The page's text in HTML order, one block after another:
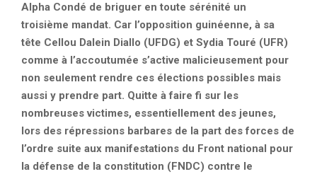
Alpha Condé de briguer en toute sérénité un
troisième mandat. Car l’opposition guinéenne, à sa
tête Cellou Dalein Diallo (UFDG) et Sydia Touré (UFR)
comme à l’accoutumée s’active malicieusement pour
non seulement rendre ces élections possibles mais
aussi y prendre part. Quitte à faire fi sur les
nombreuses victimes, essentiellement des jeunes,
lors des répressions barbares de la part des forces de
l’ordre suite aux manifestations du Front national pour
la défense de la constitution (FNDC) contre le